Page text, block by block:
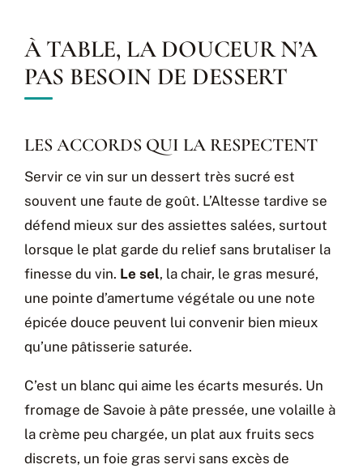
À TABLE, LA DOUCEUR N’A
PAS BESOIN DE DESSERT
LES ACCORDS QUI LA RESPECTENT
Servir ce vin sur un dessert très sucré est
souvent une faute de goût. L’Altesse tardive se
défend mieux sur des assiettes salées, surtout
lorsque le plat garde du relief sans brutaliser la
finesse du vin. Le sel, la chair, le gras mesuré,
une pointe d’amertume végétale ou une note
épicée douce peuvent lui convenir bien mieux
qu’une pâtisserie saturée.
C’est un blanc qui aime les écarts mesurés. Un
fromage de Savoie à pâte pressée, une volaille à
la crème peu chargée, un plat aux fruits secs
discrets, un foie gras servi sans excès de